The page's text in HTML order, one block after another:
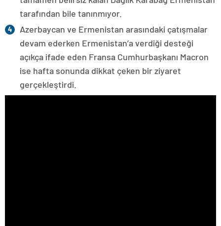
tarafından bile tanınmıyor.
Azerbaycan ve Ermenistan arasındaki çatışmalar
devam ederken Ermenistan’a verdiği desteği
açıkça ifade eden Fransa Cumhurbaşkanı Macron
ise hafta sonunda dikkat çeken bir ziyaret
gerçekleştirdi.